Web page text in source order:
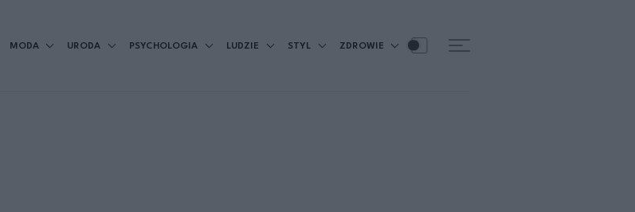
MODA URODA PSYCHOLOGIA LUDZIE STYL ZDROWIE